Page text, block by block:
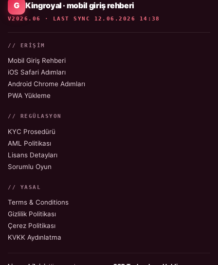
Kingroyal · mobil giriş rehberi
V2026.06 · LAST SYNC 12.06.2026 14:38
// ERIŞIM
Mobil Giriş Rehberi
iOS Safari Adımları
Android Chrome Adımları
PWA Yükleme
// REGÜLASYON
KYC Prosedürü
AML Politikası
Lisans Detayları
Sorumlu Oyun
// YASAL
Terms & Conditions
Gizlilik Politikası
Çerez Politikası
KVKK Aydınlatma